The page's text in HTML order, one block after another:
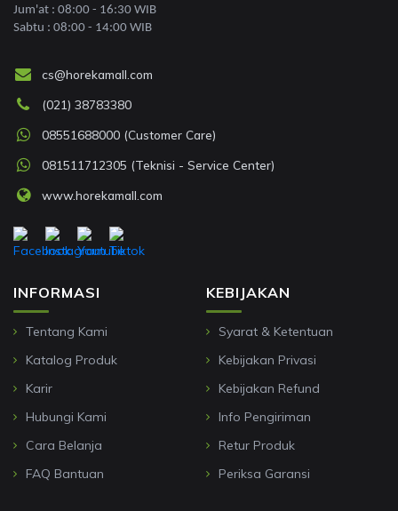
Jum'at : 08:00 - 16:30 WIB
Sabtu : 08:00 - 14:00 WIB
INFORMASI
Tentang Kami
Katalog Produk
Karir
Hubungi Kami
Cara Belanja
FAQ Bantuan
KEBIJAKAN
Syarat & Ketentuan
Kebijakan Privasi
Kebijakan Refund
Info Pengiriman
Retur Produk
Periksa Garansi
cs@horekamall.com
(021) 38783380
08551688000 (Customer Care)
081511712305 (Teknisi - Service Center)
www.horekamall.com